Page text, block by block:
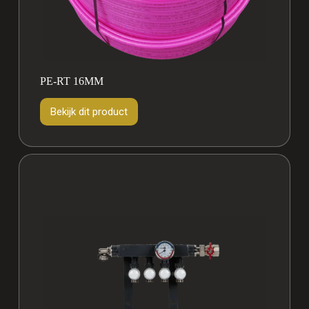
PE-RT 16MM
Bekijk dit product
Bekijk
dit